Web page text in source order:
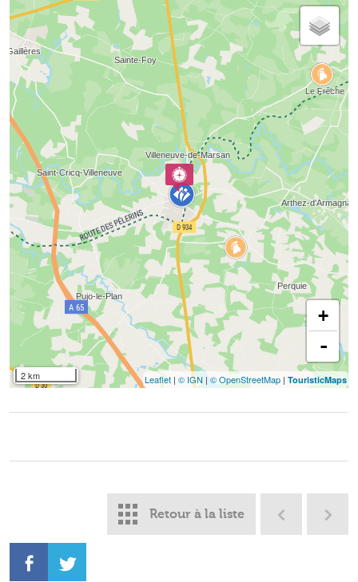
2 km
+
-
Leaflet | © IGN | © OpenStreetMap | TouristicMaps
Retour à la liste